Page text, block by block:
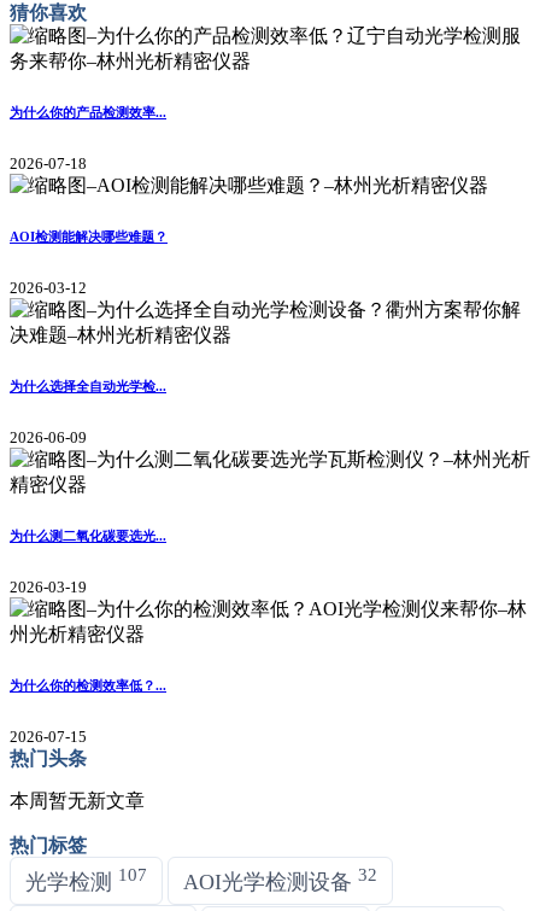
猜你喜欢
为什么你的产品检测效率...
2026-07-18
AOI检测能解决哪些难题？
2026-03-12
为什么选择全自动光学检...
2026-06-09
为什么测二氧化碳要选光...
2026-03-19
为什么你的检测效率低？...
2026-07-15
热门头条
本周暂无新文章
热门标签
光学检测 107 AOI光学检测设备 32